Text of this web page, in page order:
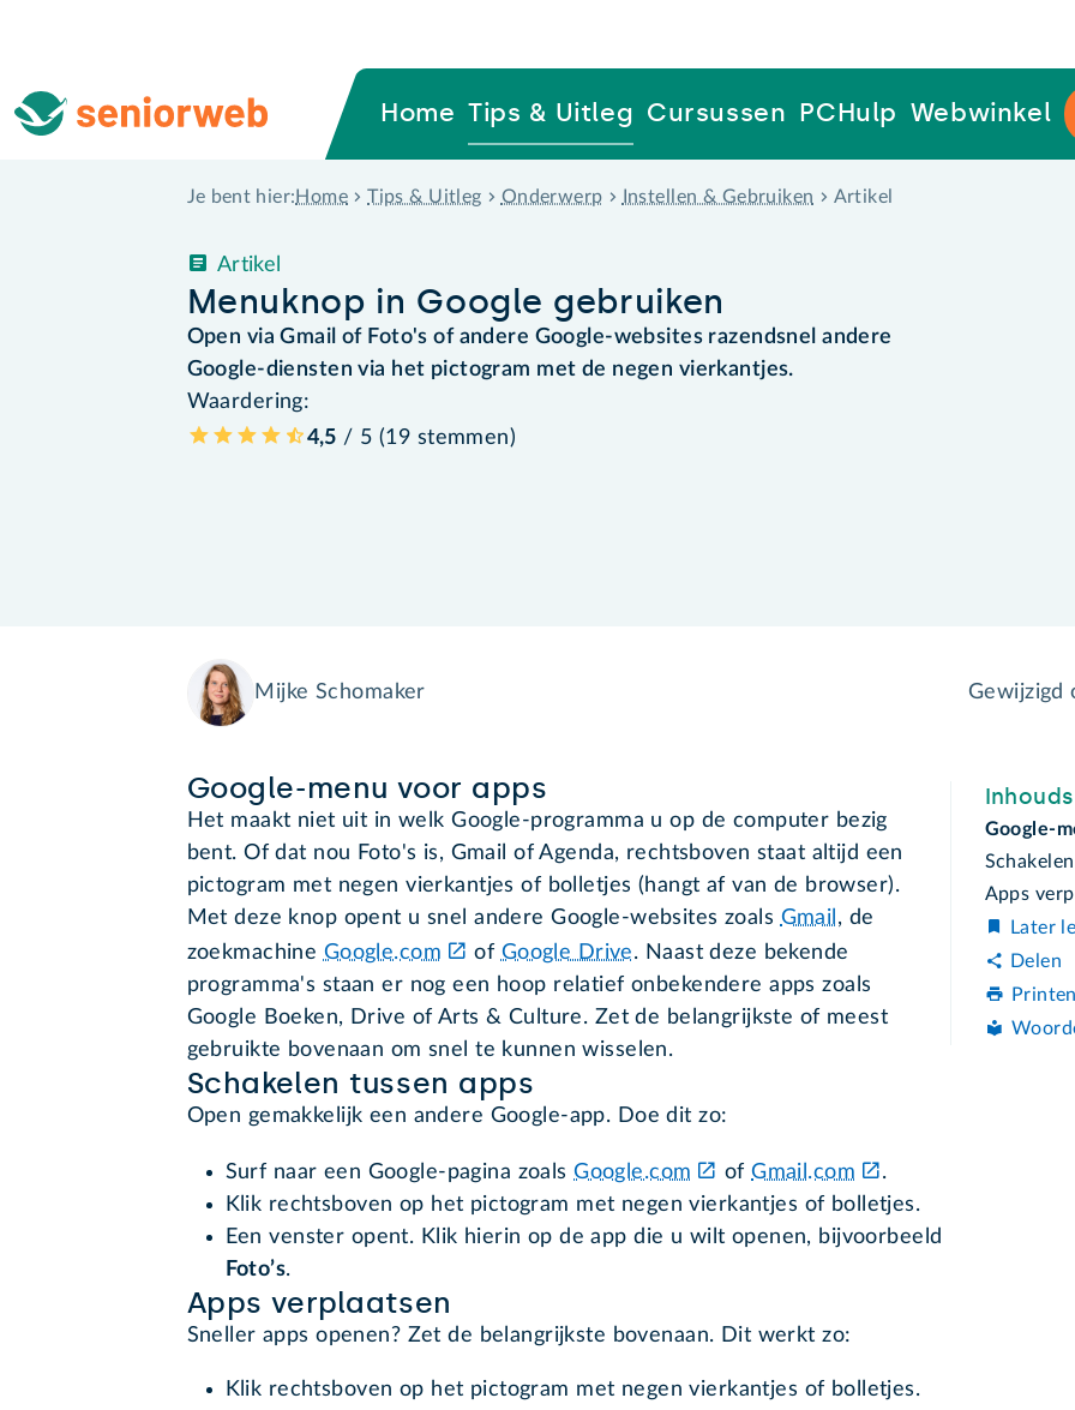
Home Tips & Uitleg Cursussen PCHulp Webwinkel
Je bent hier: Home Tips & Uitleg Onderwerp Instellen & Gebruiken Artikel
Menuknop in Google gebruiken
Artikel
Open via Gmail of Foto's of andere Google-websites razendsnel andere
Google-diensten via het pictogram met de negen vierkantjes.
Waardering:
4,5 / 5 (19 stemmen)
Mijke Schomaker Gewijzigd
Google-menu voor apps
Het maakt niet uit in welk Google-programma u op de computer bezig
bent. Of dat nou Foto's is, Gmail of Agenda, rechtsboven staat altijd een
pictogram met negen vierkantjes of bolletjes (hangt af van de browser).
Met deze knop opent u snel andere Google-websites zoals Gmail , de
zoekmachine Google.com of Google Drive. Naast deze bekende
programma's staan er nog een hoop relatief onbekendere apps zoals
Google Boeken, Drive of Arts & Culture. Zet de belangrijkste of meest
gebruikte bovenaan om snel te kunnen wisselen.
Schakelen tussen apps
Open gemakkelijk een andere Google-app. Doe dit zo:
Surf naar een Google-pagina zoalsGoogle.com ofGmail.com
.
Klik rechtsboven op het pictogram met negen vierkantjes of bolletjes.
Een venster opent. Klik hierin op de app die u wilt openen, bijvoorbeeld
Foto’s.
Apps verplaatsen
Sneller apps openen? Zet de belangrijkste bovenaan. Dit werkt zo:
Klik rechtsboven op het pictogram met negen vierkantjes of bolletjes.
Google-
Apps
Later
Delen